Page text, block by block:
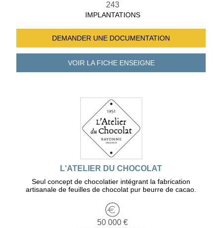
243
IMPLANTATIONS
DEMANDER UNE DOCUMENTATION
VOIR LA FICHEENSEIGNE
L'ATELIER DU CHOCOLAT
Seul concept de chocolatier intégrant la fabrication
artisanale de feuilles de chocolat pur beurre de cacao.
50 000 €